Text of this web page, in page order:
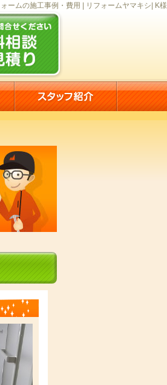
ームの施工事例・費用 | リフォームヤマキシ| K様